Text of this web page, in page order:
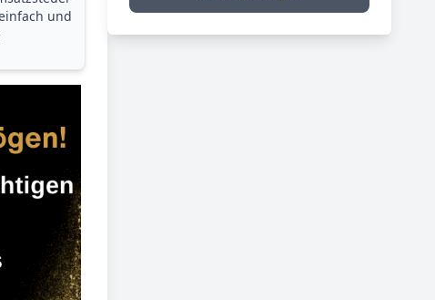
und